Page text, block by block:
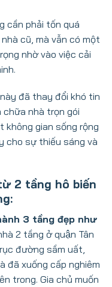
cần phải tốn quá
cũ, mà vẫn có một
nhờ vào việc cải
này đã thay đổi khó tin
nhà trọn gói
không gian sống rộng
cho sự thiếu sáng và
2 tầng hô biến
3 tầng đẹp như
2 tầng ở quận Tân
đường sầm uất,
đã xuống cấp nghiêm
trong. Gia chủ muốn